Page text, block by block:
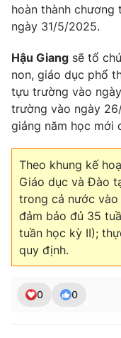
hoàn thành
ngày 31/5/2025.
Hậu Giang sẽ tổ
non, giáo dục phổ
tựu trường vào
trường vào ngày
giảng năm học mới
Theo khung kế
Giáo dục và Đào
trong cả nước
đảm bảo đủ 35
tuần học kỳ II);
quy định.
0 0